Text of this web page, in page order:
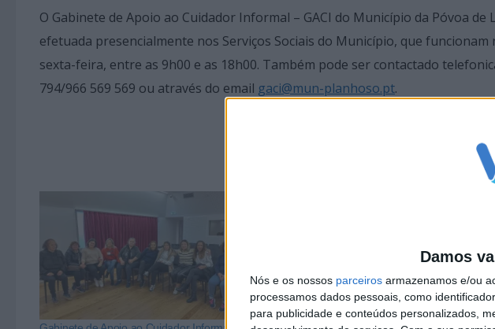
Damos
Nós e os nossos parceiros armazenamos e/ou
processamos dados pessoais, como
para publicidade e conteúdos personalizados,
O Gabinete de Apoio ao Cuidador Informal – GACI do Município da Póvoa
efetuada presencialmente nos Serviços Sociais do Município, que funcionam
sexta-feira, entre as 9h00 e as 18h00. Também pode ser contactado
794/966 569 569 ou através do email gaci@mun-planhoso.pt.